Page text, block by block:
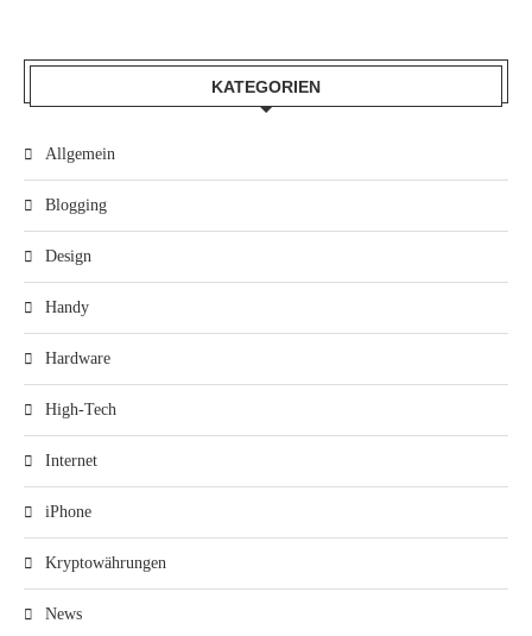
KATEGORIEN
Allgemein
Blogging
Design
Handy
Hardware
High-Tech
Internet
iPhone
Kryptowährungen
News